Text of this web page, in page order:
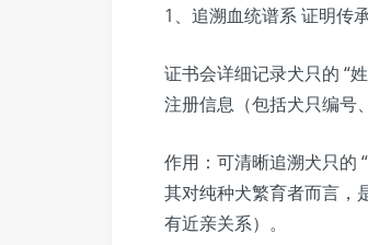
1、追溯血统谱系 证明传
证书会详细记录犬只的 “
注册信息（包括犬只编号
作用：可清晰追溯犬只的
其对纯种犬繁育者而言，
有近亲关系）。